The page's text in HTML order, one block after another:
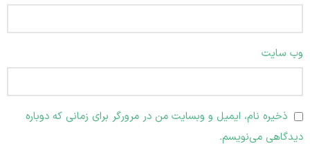
وب‌ سایت
ذخیره نام، ایمیل و وبسایت من در مرورگر برای زمانی که دوباره
دیدگاهی می‌نویسم.